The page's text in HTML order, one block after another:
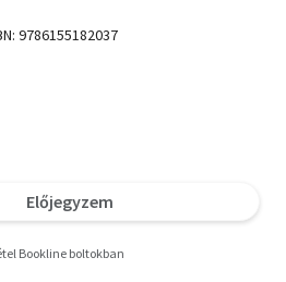
9786155182037
Előjegyzem
Bookline boltokban